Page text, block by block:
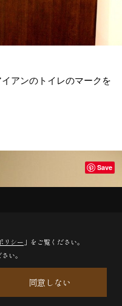
アンのトイレのマークを
Save
リシー 」をご覧ください。
い。
同意しない